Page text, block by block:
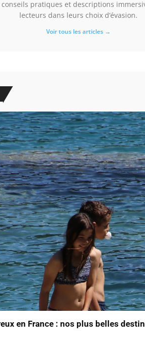
pratiques et descriptions
lecteurs dans leurs choix d’évasion.
Voir tous les articles →
en France : nos plus belles